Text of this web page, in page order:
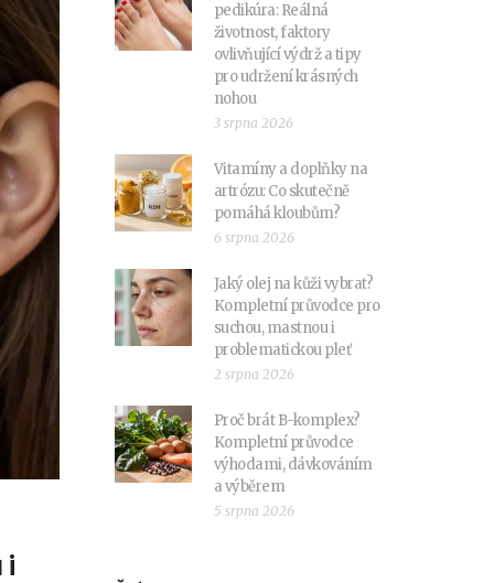
i
pedikúra: Reálná
životnost, faktory
ovlivňující výdrž a tipy
pro udržení krásných
nohou
3 srpna 2026
Vitamíny a doplňky na
artrózu: Co skutečně
pomáhá kloubům?
6 srpna 2026
Jaký olej na kůži vybrat?
Kompletní průvodce pro
suchou, mastnou i
problematickou pleť
2 srpna 2026
Proč brát B-komplex?
Kompletní průvodce
výhodami, dávkováním
a výběrem
5 srpna 2026